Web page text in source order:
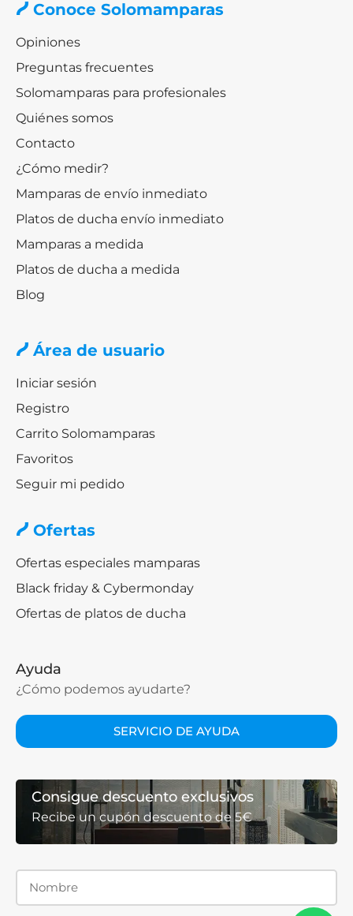
Conoce Solomamparas
Opiniones
Preguntas frecuentes
Solomamparas para profesionales
Quiénes somos
Contacto
¿Cómo medir?
Mamparas de envío inmediato
Platos de ducha envío inmediato
Mamparas a medida
Platos de ducha a medida
Blog
Área de usuario
Iniciar sesión
Registro
Carrito Solomamparas
Favoritos
Seguir mi pedido
Ofertas
Ofertas especiales mamparas
Black friday & Cybermonday
Ofertas de platos de ducha
Ayuda
¿Cómo podemos ayudarte?
SERVICIO DE AYUDA
Consigue descuento exclusivos
Recibe un cupón descuento de 5€